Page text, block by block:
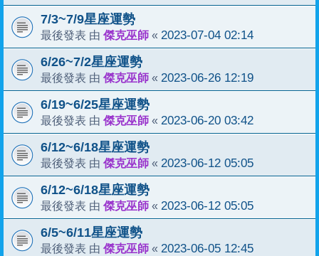
7/3~7/9星座運勢
最後發表 由 傑克巫師 « 2023-07-04 02:14
6/26~7/2星座運勢
最後發表 由 傑克巫師 « 2023-06-26 12:19
6/19~6/25星座運勢
最後發表 由 傑克巫師 « 2023-06-20 03:42
6/12~6/18星座運勢
最後發表 由 傑克巫師 « 2023-06-12 05:05
6/12~6/18星座運勢
最後發表 由 傑克巫師 « 2023-06-12 05:05
6/5~6/11星座運勢
最後發表 由 傑克巫師 « 2023-06-05 12:45